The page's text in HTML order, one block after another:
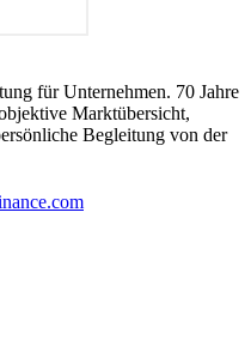
für Unternehmen. 70 Jahre
Marktübersicht,
Begleitung von der